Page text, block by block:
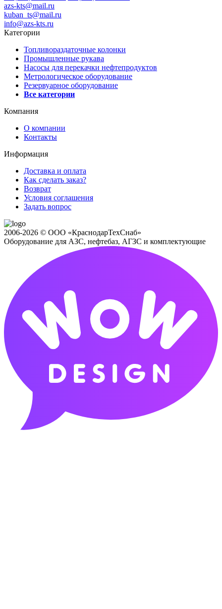
azs-kts@mail.ru
kuban_ts@mail.ru
info@azs-kts.ru
Категории
Топливораздаточные колонки
Промышленные рукава
Насосы для перекачки нефтепродуктов
Метрологическое оборудование
Резервуарное оборудование
Все категории
Компания
О компании
Контакты
Информация
Доставка и оплата
Как сделать заказ?
Возврат
Условия соглашения
Задать вопрос
2006-2026 © ООО «КраснодарТехСнаб»
Оборудование для АЗС, нефтебаз, АГЗС и комплектующие